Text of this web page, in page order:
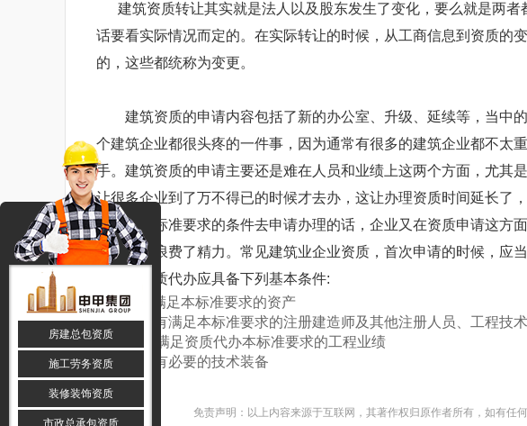
建筑资质转让其实就是法人以及股东发生了变化，要么就是两
话要看实际情况而定的。在实际转让的时候，从工商信息到资质的
的，这些都统称为变更。
建筑资质的申请内容包括了新的办公室、升级、延续等，当中
个建筑企业都很头疼的一件事，因为通常有很多的建筑企业都不太
手。建筑资质的申请主要还是难在人员和业绩上这两个方面，尤其
让很多企业到了万不得已的时候才去办，这让办理资质时间延长了
按照资质标准要求的条件去申请办理的话，企业又在资质申请这方
了时间也浪费了精力。常见建筑业企业资质，首次申请的时候，应
业企业资质代办应具备下列基本条件:
(一)具有满足本标准要求的资产
（二）具有满足本标准要求的注册建造师及其他注册人员、工程技
(三)具有满足资质代办本标准要求的工程业绩
（四）具有必要的技术装备
免责声明：以上内容来源于互联网，其著作权归原作者所有，如有任
房建总包资质
施工劳务资质
装修装饰资质
市政总承包资质